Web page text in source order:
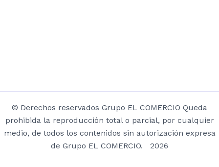
© Derechos reservados Grupo EL COMERCIO Queda
prohibida la reproducción total o parcial, por cualquier
medio, de todos los contenidos sin autorización expresa
de Grupo EL COMERCIO. 2026